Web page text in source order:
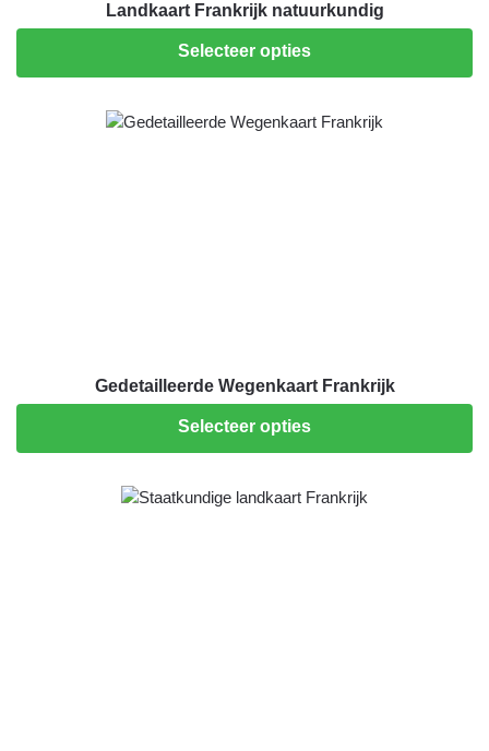
Landkaart Frankrijk natuurkundig
Selecteer opties
Gedetailleerde Wegenkaart Frankrijk
Selecteer opties